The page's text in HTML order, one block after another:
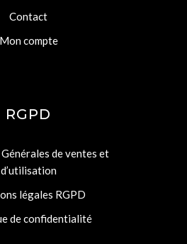
Contact
Mon compte
RGPD
de ventes et
d’utilisation
légales RGPD
de confidentialité